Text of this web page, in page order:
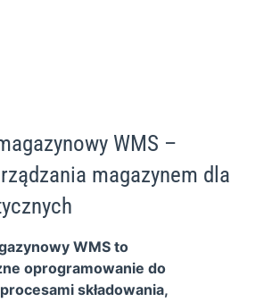
WMS –
magazynem dla
WMS to
oprogramowanie do
składowania,